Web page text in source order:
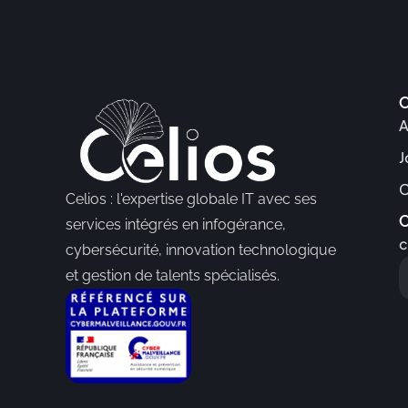
Celios : l'expertise globale IT avec ses
services intégrés en infogérance,
cybersécurité, innovation technologique
et gestion de talents spécialisés.